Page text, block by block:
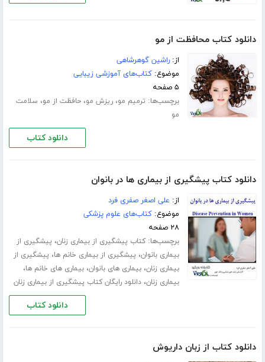
دانلود کتاب محافظت از مو
از:راشین گوهرشاهی
موضوع:کتاب‌های آموزشی زیبایی
۵ صفحه
برچسب‌ها: ترمیم مو،ریزش مو،حافظت از مو، سلامت
مو
دانلود کتاب
دانلود کتاب پیشگیری از بیماری ها در بانوان
از: علی اصغر صفری فرد
موضوع:کتاب‌های علوم پزشکی
۲۸ صفحه
برچسب‌ها:کتاب پیشگیری از بیماری زنان، پیشگیری از
بیماری بانوان، پیشگیری از بیماری خانم ها، پیشگیری از
بیماری زنان،بیماری های بانوان،بیماری های خانم ها،
بیماری زنان،دانلود رایگان کتاب پیشگیری از بیماری زنان
دانلود کتاب
دانلود کتاب از زبان داریوش